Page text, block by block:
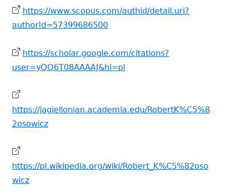
https://www.scopus.com/authid/detail.uri?
authorId=57399686500
https://scholar.google.com/citations?
user=yQQ6T08AAAAJ&hl=pl
https://jagiellonian.academia.edu/RobertK%C5%8
2osowicz
https://pl.wikipedia.org/wiki/Robert_K%C5%82oso
wicz